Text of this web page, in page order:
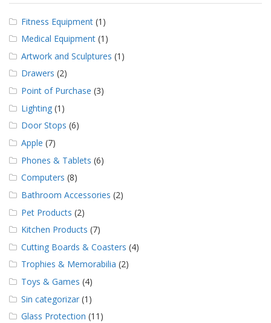
P
r
e
g
u
n
a
s
F
r
e
c
u
n
t
s
l
o
g
C
o
n
Fitness Equipment (1)
Medical Equipment (1)
Artwork and Sculptures (1)
Drawers (2)
Point of Purchase (3)
Lighting (1)
Door Stops (6)
Apple (7)
Phones & Tablets (6)
Computers (8)
Bathroom Accessories (2)
Pet Products (2)
Kitchen Products (7)
Cutting Boards & Coasters (4)
Trophies & Memorabilia (2)
Toys & Games (4)
Sin categorizar (1)
Glass Protection (11)